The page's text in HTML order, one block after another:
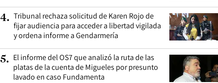
4. Tribunal rechaza solicitud de Karen Rojo de
fijar audiencia para acceder a libertad vigilada
y ordena informe a Gendarmería
5. El informe del OS7 que analizó la ruta de las
platas de la cuenta de Migueles por presunto
lavado en caso Fundamenta